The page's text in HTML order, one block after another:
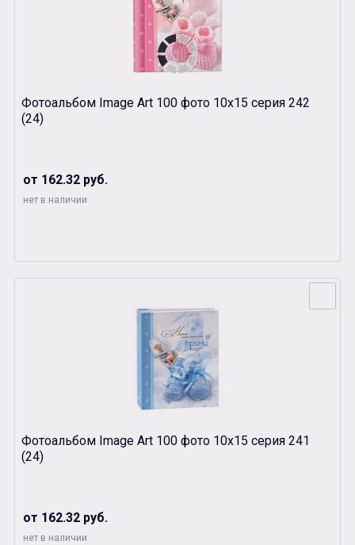
Фотоальбом Image Art 100 фото 10х15 серия 242
(24)
от 162.32 руб.
нет в наличии
Фотоальбом Image Art 100 фото 10х15 серия 241
(24)
от 162.32 руб.
нет в наличии